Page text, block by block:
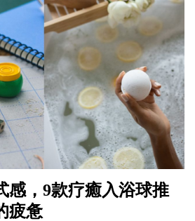
感，9款疗癒入浴球推
疲惫